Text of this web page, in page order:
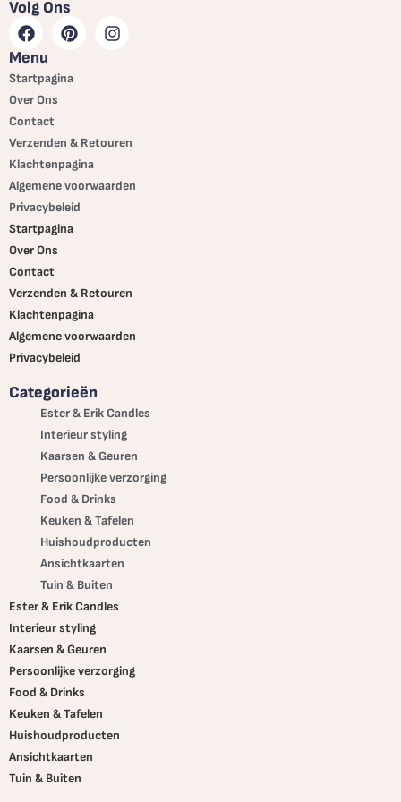
Volg Ons
Menu
Startpagina
Over Ons
Contact
Verzenden & Retouren
Klachtenpagina
Algemene voorwaarden
Privacybeleid
Startpagina
Over Ons
Contact
Verzenden & Retouren
Klachtenpagina
Algemene voorwaarden
Privacybeleid
Categorieën
Ester & Erik Candles
Interieur styling
Kaarsen & Geuren
Persoonlijke verzorging
Food & Drinks
Keuken & Tafelen
Huishoudproducten
Ansichtkaarten
Tuin & Buiten
Ester & Erik Candles
Interieur styling
Kaarsen & Geuren
Persoonlijke verzorging
Food & Drinks
Keuken & Tafelen
Huishoudproducten
Ansichtkaarten
Tuin & Buiten